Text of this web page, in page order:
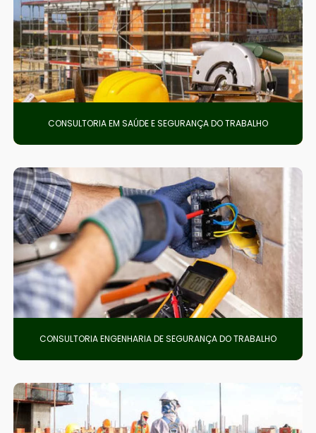
CONSULTORIA EM SAÚDE E SEGURANÇA DO TRABALHO
CONSULTORIA ENGENHARIA DE SEGURANÇA DO TRABALHO